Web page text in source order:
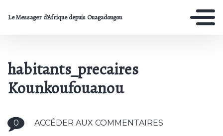
Le Messager d'Afrique depuis Ouagadougou
habitants_precaires
Kounkoufouanou
0 ACCÉDER AUX COMMENTAIRES